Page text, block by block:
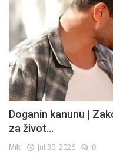
Doganin kanunu |
za život...
Milt Jul 30, 2026 0